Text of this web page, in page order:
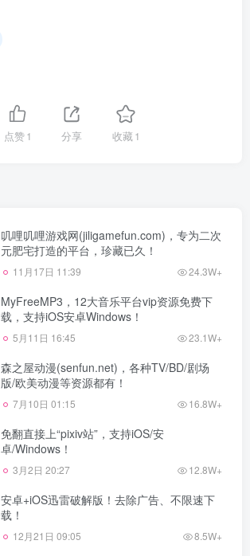
点赞1 分享 收藏1
叽哩叽哩游戏网(jiligamefun.com)，专为二次
元肥宅打造的平台，珍藏已久！
11月17日 11:39 24.3W+
MyFreeMP3，12大音乐平台vip资源免费下
载，支持iOS安卓Windows！
5月11日 16:45 23.1W+
森之屋动漫(senfun.net)，各种TV/BD/剧场
版/欧美动漫等资源都有！
7月10日 01:15 16.8W+
免翻直接上“pixiv站”，支持iOS/安
卓/Windows！
3月2日 20:27 12.8W+
安卓+iOS迅雷破解版！去除广告、不限速下
载！
12月21日 09:05 8.5W+